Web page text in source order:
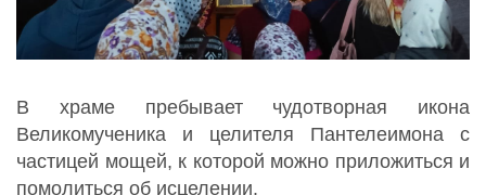
В храме пребывает чудотворная икона
Великомученика и целителя Пантелеимона с
частицей мощей, к которой можно приложиться и
помолиться об исцелении.